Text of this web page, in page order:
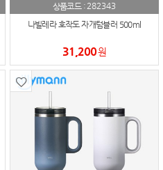
상품코드 :282343
나빌레라 호작도 자개텀블러 500ml
31,200원